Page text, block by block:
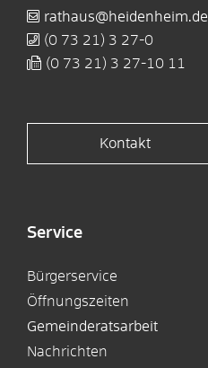
rathaus@heidenheim.de
(0 73 21) 3 27-0
(0 73 21) 3 27-10 11
Kontakt
Service
Bürgerservice
Öffnungszeiten
Gemeinderatsarbeit
Nachrichten